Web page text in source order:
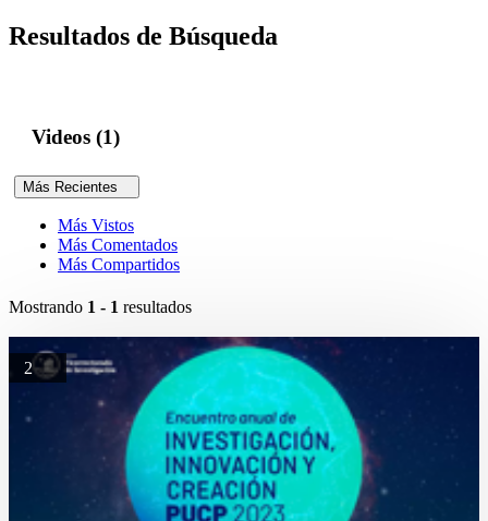
Resultados de Búsqueda
Videos (1)
Más Recientes
Más Vistos
Más Comentados
Más Compartidos
Mostrando 1 - 1 resultados
2